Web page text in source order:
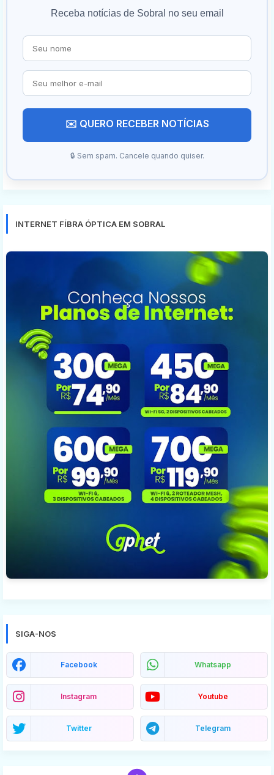
Receba notícias de Sobral no seu email
✉️ QUERO RECEBER NOTÍCIAS
🔒 Sem spam. Cancele quando quiser.
INTERNET FÍBRA ÓPTICA EM SOBRAL
SIGA-NOS
Facebook Whatsapp
Instagram Youtube
Twitter Telegram